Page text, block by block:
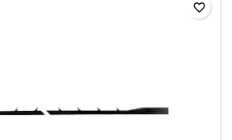
favorite_border